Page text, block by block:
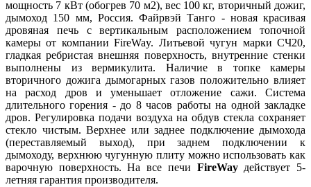
мощность 7 кВт (обогрев 70 м2), вес 100 кг, вторичный дожиг,
дымоход 150 мм, Россия. Файрвэй Танго - новая красивая
дровяная печь с вертикальным расположением топочной
камеры от компании FireWay. Литьевой чугун марки СЧ20,
гладкая ребристая внешняя поверхность, внутренние стенки
выполнены из вермикулита. Наличие в топке камеры
вторичного дожига дымогарных газов положительно влияет
на расход дров и уменьшает отложение сажи. Система
длительного горения - до 8 часов работы на одной закладке
дров. Регулировка подачи воздуха на обдув стекла сохраняет
стекло чистым. Верхнее или заднее подключение дымохода
(переставляемый выход), при заднем подключении к
дымоходу, верхнюю чугунную плиту можно использовать как
варочную поверхность. На все печи FireWayдействует 5-
летняя гарантия производителя.